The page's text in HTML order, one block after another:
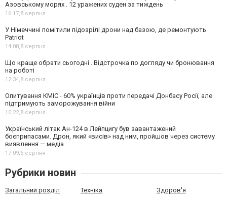
Азовському морях . 12 уражених суден за тиждень
16:17,8 серпня
У Німеччині помітили підозрілі дрони над базою, де ремонтують
Patriot
14:08,8 серпня
Що краще обрати сьогодні . Відстрочка по догляду чи бронювання
на роботі
12:34,8 серпня
Опитування КМІС - 60% українців проти передачі Донбасу Росії, але
підтримують заморожування війни
10:22,8 серпня
Український літак Ан-124 в Лейпцигу був завантажений
боєприпасами. Дрон, який «висів» над ним, пройшов через систему
виявлення — медіа
17:09,6 серпня
Рубрики новин
Загальний розділ Техніка Здоров'я